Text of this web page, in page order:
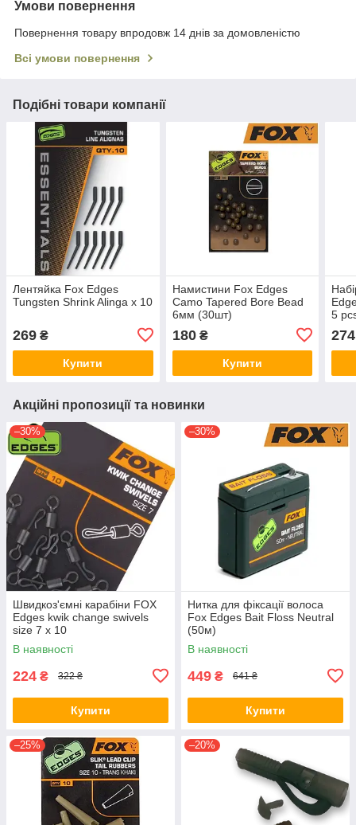
Умови повернення
Повернення товару впродовж 14 днів за домовленістю
Всі умови повернення
Подібні товари компанії
Лентяйка Fox Edges
Tungsten Shrink Alinga x 10
269 ₴
Купити
Намистини Fox Edges
Camo Tapered Bore Bead
6мм (30шт)
180₴
Купити
5
274
Акційні пропозиції та новинки
–30%
Швидкоз'ємні карабіни FOX
Edges kwik change swivels
size 7 x 10
В наявності
224 ₴ 322 ₴
Купити
–30%
Нитка для фіксації волоса
Fox Edges Bait Floss Neutral
(50м)
В наявності
449 ₴ 641 ₴
Купити
–25% –20%